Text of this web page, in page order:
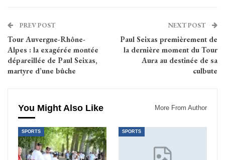
PREV POST
Tour Auvergne-Rhône-
Alpes : la exagérée montée
dépareillée de Paul Seixas,
martyre d’une bûche
NEXT POST
Paul Seixas premièrement de
la dernière moment du Tour
Aura au destinée de sa
culbute
You Might Also Like More From Author
SPORTS SPORTS